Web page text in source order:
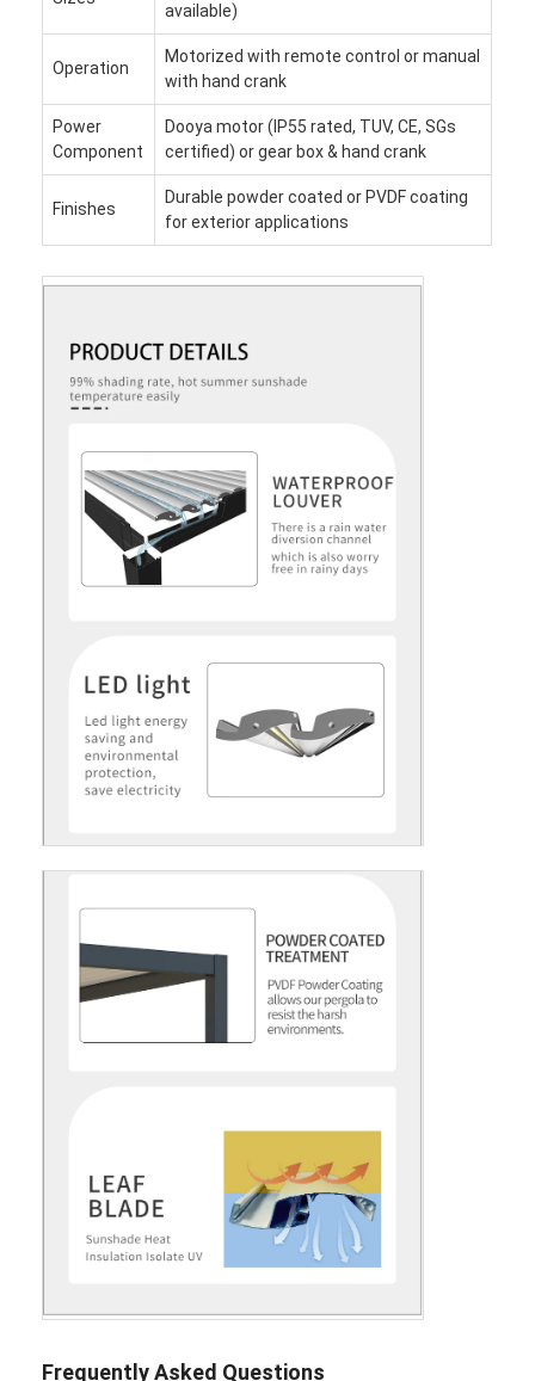
available)
Operation
Motorized with remote control or manual
with hand crank
Power
Component
Dooya motor (IP55 rated, TUV, CE, SGs
certified) or gear box & hand crank
Finishes
Durable powder coated or PVDF coating
for exterior applications
Frequently Asked Questions